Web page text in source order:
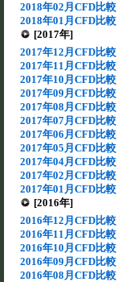
2018年02月CFD比較
2018年01月CFD比較
[2017年]
2017年12月CFD比較
2017年11月CFD比較
2017年10月CFD比較
2017年09月CFD比較
2017年08月CFD比較
2017年07月CFD比較
2017年06月CFD比較
2017年05月CFD比較
2017年04月CFD比較
2017年02月CFD比較
2017年01月CFD比較
[2016年]
2016年12月CFD比較
2016年11月CFD比較
2016年10月CFD比較
2016年09月CFD比較
2016年08月CFD比較